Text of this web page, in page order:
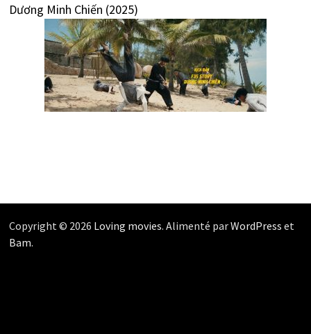
Dương Minh Chiến (2025)
Copyright © 2026 Loving movies. Alimenté parWordPress et
Bam.